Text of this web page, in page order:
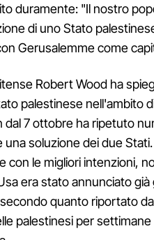
duramente: "Il nostro
di uno Stato
Gerusalemme come
Robert Wood ha
palestinese nell'ambito
dal 7 ottobre ha ripetuto
una soluzione dei due
con le migliori intenzioni,
era stato annunciato
quanto riportato
palestinesi per